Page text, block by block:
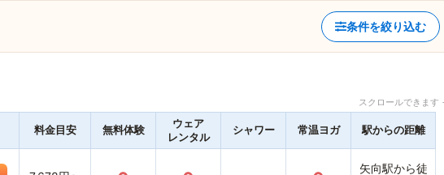
条件を絞り込む
スクロールできま
料金目安 無料体験
ウェア
レンタル
シャワー 常温ヨガ 駅からの距離
矢向駅から徒